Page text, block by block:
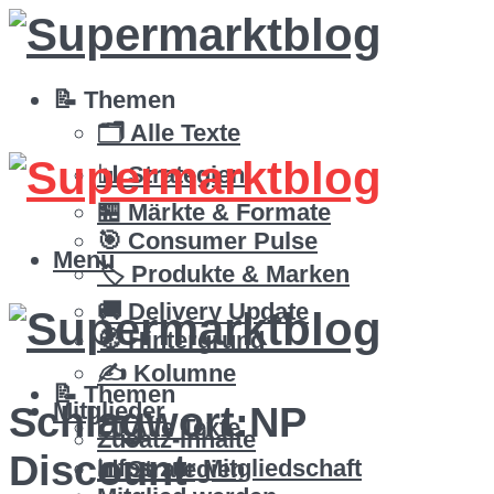
📝 Themen
🗂️ Alle Texte
📊 Strategien
🏪 Märkte & Formate
🎯 Consumer Pulse
🏷️ Produkte & Marken
🚚 Delivery Update
🧭 Hintergrund
✍️ Kolumne
Mitglieder
Zusatz-Inhalte
Infos zur Mitgliedschaft
Menü
📝 Themen
🗂️ Alle Texte
📊 Strategien
Schlagwort:NP
Discount